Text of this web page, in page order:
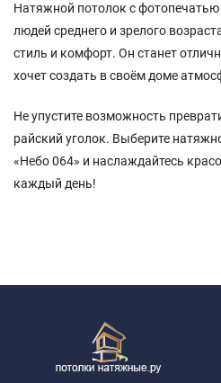
Натяжной потолок с фотопечатью
людей среднего и зрелого
стиль и комфорт. Он станет
хочет создать в своём доме
Не упустите возможность
райский уголок. Выберите
«Небо 064» и наслаждайтесь
каждый день!